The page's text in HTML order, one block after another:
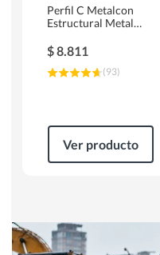
Perfil C Metalcon
Estructural Metal
$8.811
(93)
Ver producto